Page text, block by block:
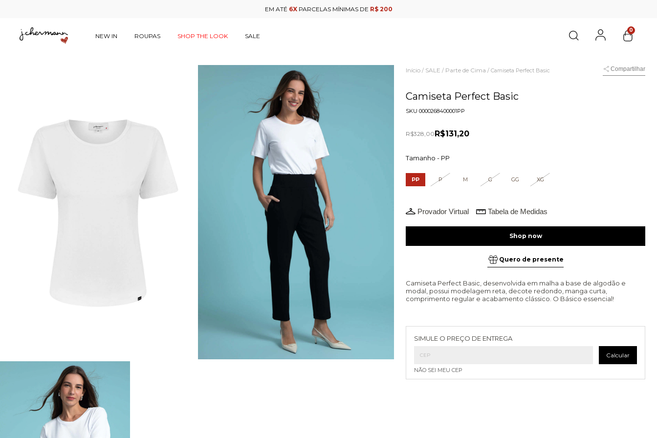
EM ATÉ 6XPARCELAS MÍNIMAS DE R$ 200
NEW IN ROUPAS SHOP THE LOOK SALE
0
Início / SALE / Parte de Cima / Camiseta Perfect Basic Compartilhar
Camiseta Perfect Basic
SKU0000268400001PP
R$328,00R$131,20
Tamanho - PP
PP P M G GG XG
Provador Virtual Tabela de Medidas
Quero de presente
Camiseta Perfect Basic, desenvolvida em malha a base de algodão e
modal, possui modelagem reta, decote redondo, manga curta,
comprimento regular e acabamento clássico. O Básico essencial!
SIMULE O PREÇO DE ENTREGA
Calcular
NÃO SEI MEU CEP